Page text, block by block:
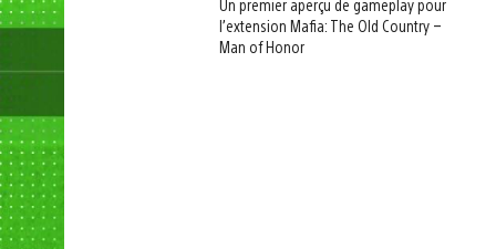
Un premier aperçu de gameplay pour
l’extension Mafia: The Old Country –
Man of Honor